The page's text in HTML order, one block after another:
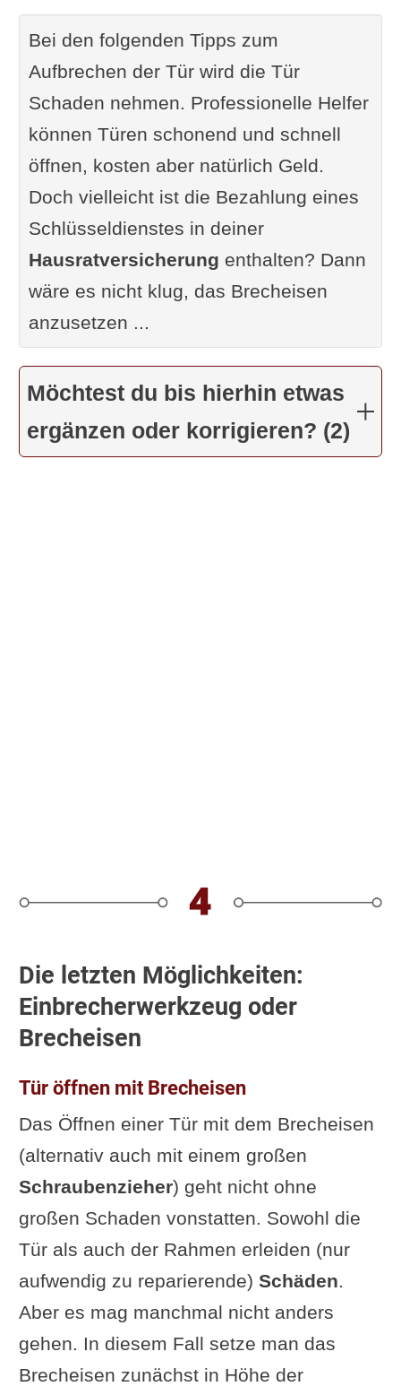
Bei den folgenden Tipps zum
Aufbrechen der Tür wird die Tür
Schaden nehmen. Professionelle Helfer
können Türen schonend und schnell
öffnen, kosten aber natürlich Geld.
Doch vielleicht ist die Bezahlung eines
Schlüsseldienstes in deiner
Hausratversicherung enthalten? Dann
wäre es nicht klug, das Brecheisen
anzusetzen ...
Möchtest du bis hierhin etwas
ergänzen oder korrigieren? (2)
Die letzten Möglichkeiten:
Einbrecherwerkzeug oder
Brecheisen
Tür öffnen mit Brecheisen
Das Öffnen einer Tür mit dem Brecheisen
(alternativ auch mit einem großen
Schraubenzieher) geht nicht ohne
großen Schaden vonstatten. Sowohl die
Tür als auch der Rahmen erleiden (nur
aufwendig zu reparierende) Schäden.
Aber es mag manchmal nicht anders
gehen. In diesem Fall setze man das
Brecheisen zunächst in Höhe der